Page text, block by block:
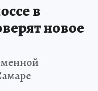
в
новое